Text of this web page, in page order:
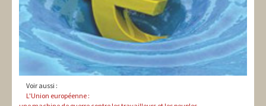
Voir aussi :
L'Union européenne :